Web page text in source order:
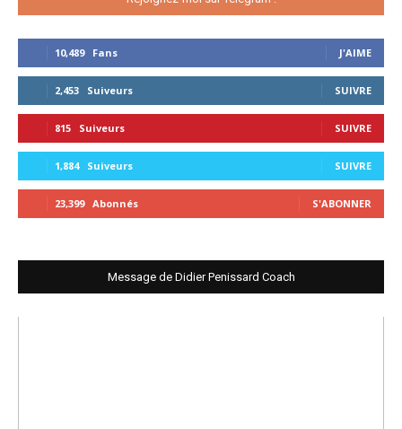
10,489 Fans J'AIME
2,453 Suiveurs SUIVRE
815 Suiveurs SUIVRE
1,884 Suiveurs SUIVRE
23,399 Abonnés S'ABONNER
Message de Didier Penissard Coach